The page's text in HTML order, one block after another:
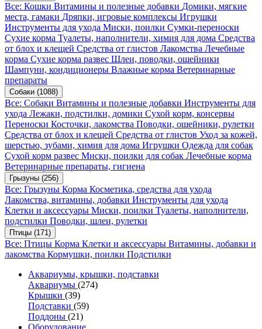
Все: Кошки Витамины и полезные добавки Домики, мягкие
места, гамаки Дряпки, игровые комплексы Игрушки
Инструменты для ухода Миски, поилки Сумки-переноски
Сухие корма Туалеты, наполнители, химия для дома Средства
от блох и клещей Средства от глистов Лакомства Лечебные
корма Сухие корма развес Шлеи, поводки, ошейники
Шампуни, кондиционеры Влажные корма Ветеринарные
препараты
Собаки (1088)
Все: Собаки Витамины и полезные добавки Инструменты для
ухода Лежаки, подстилки, домики Сухой корм, консервы
Переноски Косточки, лакомства Поводки, ошейники, рулетки
Средства от блох и клещей Средства от глистов Уход за кожей,
шерстью, зубами, химия для дома Игрушки Одежда для собак
Сухой корм развес Миски, поилки для собак Лечебные корма
Ветеринарные препараты, гигиена
Грызуны (256)
Все: Грызуны Корма Косметика, средства для ухода
Лакомства, витамины, добавки Инструменты для ухода
Клетки и аксессуары Миски, поилки Туалеты, наполнители,
подстилки Поводки, шлеи, рулетки
Птицы (171)
Все: Птицы Корма Клетки и аксессуары Витамины, добавки и
лакомства Кормушки, поилки Подстилки
Аквариумы, крышки, подставки
Аквариумы (274)
Крышки (39)
Подставки (59)
Поддоны (21)
Оборудование